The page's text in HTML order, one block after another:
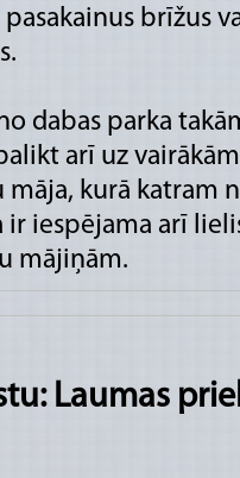
brīžus
dabas parka
arī uz
kurā katram
ir iespējama arī
mājiņām.
Laumas